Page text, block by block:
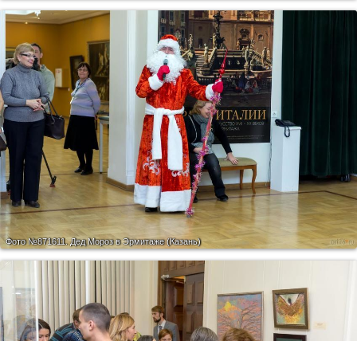
Фото №871611.Дед Мороз в Эрмитаже (Казань)